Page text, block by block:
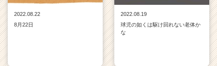
2022.08.22
8月22日
2022.08.19
球児の如くは駆け回れない老体か
な